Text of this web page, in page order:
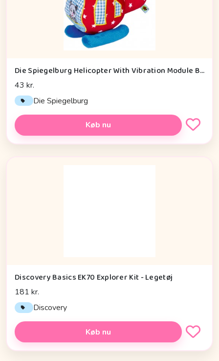
Die Spiegelburg Helicopter With Vibration Module Baby Charms - Legetøj
43 kr.
Die Spiegelburg
Køb nu
Discovery Basics EK70 Explorer Kit - Legetøj
181 kr.
Discovery
Køb nu